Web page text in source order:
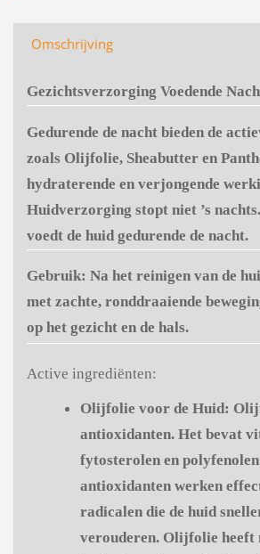
Omschrijving
Gezichtsverzorging Voedende
Gedurende de nacht bieden de
zoals Olijfolie, Sheabutter en
hydraterende en verjongende
Huidverzorging stopt niet ’s
voedt de huid gedurende de nacht.
Gebruik: Na het reinigen van de
met zachte, ronddraaiende
op het gezicht en de hals.
Active ingrediënten:
Olijfolie voor de Huid:
antioxidanten. Het bevat
fytosterolen en
antioxidanten werken
radicalen die de huid
verouderen. Olijfolie heeft